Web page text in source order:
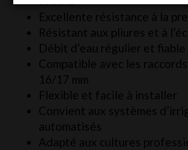
Excellente résistance à la
Résistant aux pliures et à
Débit d’eau régulier et fiable
Compatible avec les
16/17 mm
Flexible et facile à installer
Convient aux systèmes
automatisés
Adapté aux cultures